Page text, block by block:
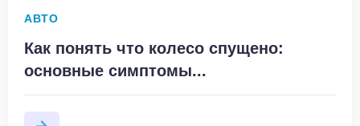
АВТО
Как понять что колесо спущено:
основные симптомы...